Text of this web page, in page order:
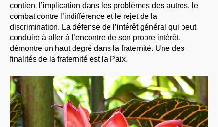
contient l’implication dans les problèmes des autres, le
combat contre l’indifférence et le rejet de la
discrimination. La défense de l’intérêt général qui peut
conduire à aller à l’encontre de son propre intérêt,
démontre un haut degré dans la fraternité. Une des
finalités de la fraternité est la Paix.